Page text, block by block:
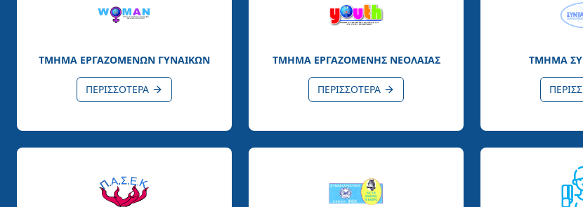
ΤΜΗΜΑ ΕΡΓΑΖΟΜΕΝΩΝ ΓΥΝΑΙΚΩΝ
ΠΕΡΙΣΣΟΤΕΡΑ
ΤΜΗΜΑ ΕΡΓΑΖΟΜΕΝΗΣ ΝΕΟΛΑΙΑΣ
ΠΕΡΙΣΣΟΤΕΡΑ
ΤΜΗΜΑ